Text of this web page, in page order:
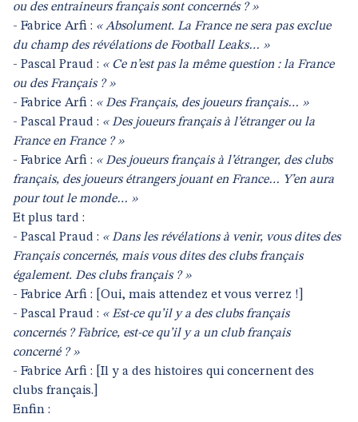
ou des entraineurs français sont concernés ? »
- Fabrice Arfi : « Absolument. La France ne sera pas exclue
du champ des révélations de Football Leaks… »
- Pascal Praud : « Ce n’est pas la même question : la France
ou des Français ? »
- Fabrice Arfi : « Des Français, des joueurs français… »
- Pascal Praud : « Des joueurs français à l’étranger ou la
France en France ? »
- Fabrice Arfi : « Des joueurs français à l’étranger, des clubs
français, des joueurs étrangers jouant en France… Y’en aura
pour tout le monde… »
Et plus tard :
- Pascal Praud : « Dans les révélations à venir, vous dites des
Français concernés, mais vous dites des clubs français
également. Des clubs français ? »
- Fabrice Arfi : [Oui, mais attendez et vous verrez !]
- Pascal Praud : « Est-ce qu’il y a des clubs français
concernés ? Fabrice, est-ce qu’il y a un club français
concerné ? »
- Fabrice Arfi : [Il y a des histoires qui concernent des
clubs français.]
Enfin :